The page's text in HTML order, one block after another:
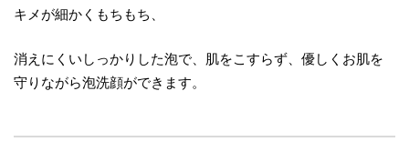
キメが細かくもちもち、
消えにくいしっかりした泡で、肌をこすらず、優しくお肌を
守りながら泡洗顔ができます。